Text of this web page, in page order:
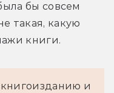
бы совсем
такая, какую
книги.
и